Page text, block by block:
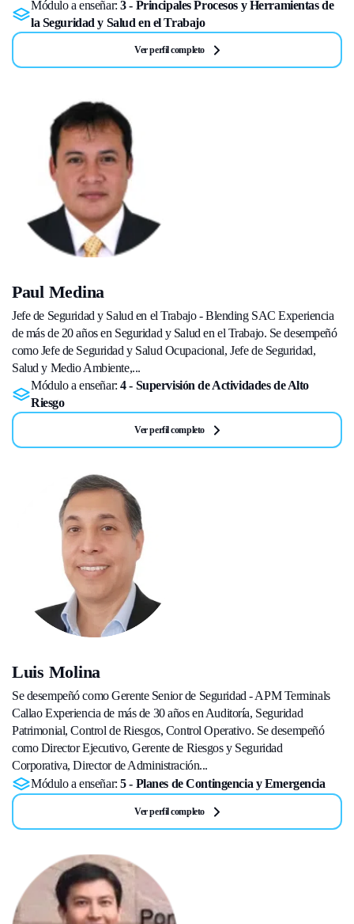
Módulo a enseñar: 3 - Principales Procesos y Herramientas de
la Seguridad y Salud en el Trabajo
Ver perfil completo
Paul Medina
Jefe de Seguridad y Salud en el Trabajo - Blending SAC Experiencia
de más de 20 años en Seguridad y Salud en el Trabajo. Se desempeñó
como Jefe de Seguridad y Salud Ocupacional, Jefe de Seguridad,
Salud y Medio Ambiente,...
Módulo a enseñar: 4 - Supervisión de Actividades de Alto
Riesgo
Ver perfil completo
Luis Molina
Se desempeñó como Gerente Senior de Seguridad - APM Terminals
Callao Experiencia de más de 30 años en Auditoría, Seguridad
Patrimonial, Control de Riesgos, Control Operativo. Se desempeñó
como Director Ejecutivo, Gerente de Riesgos y Seguridad
Corporativa, Director de Administración...
Módulo a enseñar: 5 - Planes de Contingencia y Emergencia
Ver perfil completo